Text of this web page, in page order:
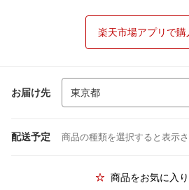
楽天市場アプリで購
お届け先
配送予定 商品の種類を選択すると表示
商品をお気に入